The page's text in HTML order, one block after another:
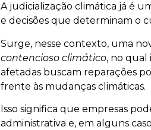
A judicialização climática já é
e decisões que determinam o
Surge, nesse contexto, uma
contencioso climático, no qual
afetadas buscam reparações
frente às mudanças climáticas.
Isso significa que empresas
administrativa e, em alguns